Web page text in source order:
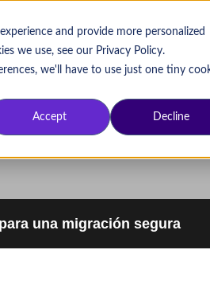
and provide more personalized
we use, see our Privacy Policy.
we'll have to use just one tiny
Accept Decline
Aprende por tema Aprende
una migración segura